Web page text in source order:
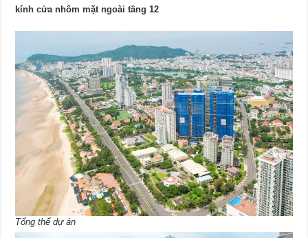
kính cửa nhôm mặt ngoài tầng 12
Tổng thể dự án